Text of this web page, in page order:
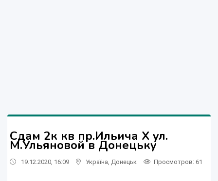
Сдам 2к кв пр.Ильича Х ул.
М.Ульяновой в Донецьку
19.12.2020, 16:09 Україна Донецьк Просмотров: 61